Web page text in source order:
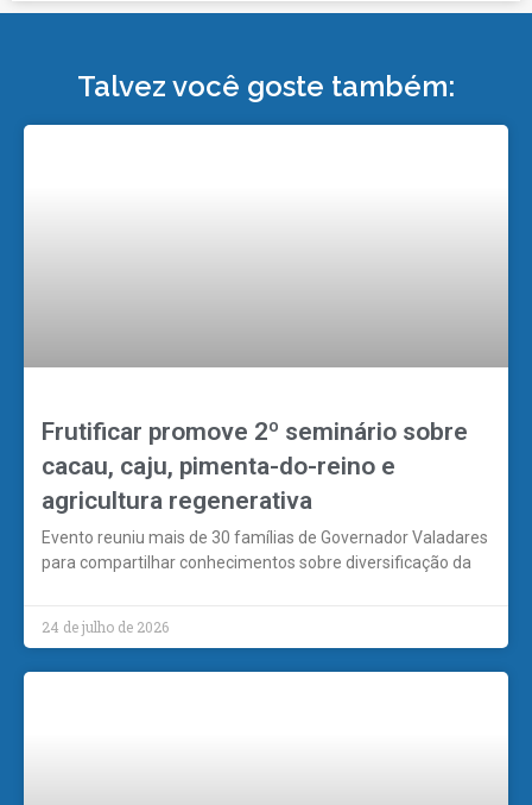
Talvez você goste também:
Frutificar promove 2º seminário sobre
cacau, caju, pimenta-do-reino e
agricultura regenerativa
Evento reuniu mais de 30 famílias de Governador Valadares
para compartilhar conhecimentos sobre diversificação da
24 de julho de 2026